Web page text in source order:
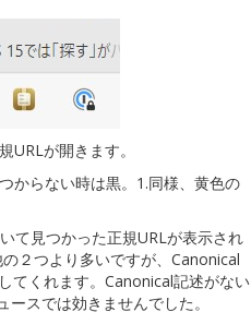
URLが開きます。
からない時は黒。1.同様、黄色の
て見つかった正規URLが表示され
２つより多いですが、Canonical
てくれます。Canonical記述がない
スでは効きませんでした。